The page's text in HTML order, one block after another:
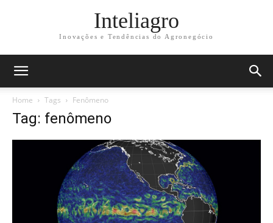
Inteliagro
Inovações e Tendências do Agronegócio
Home Tags Fenômeno
Tag: fenômeno